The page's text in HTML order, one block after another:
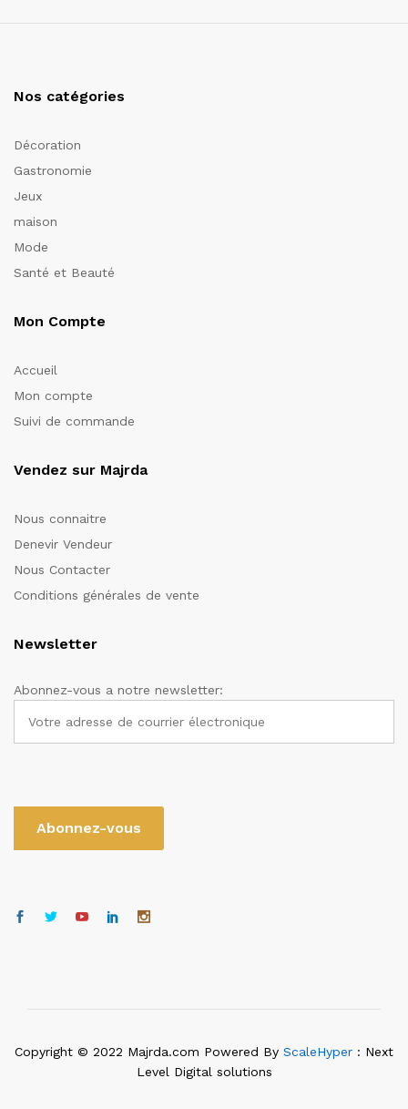
Nos catégories
Décoration
Gastronomie
Jeux
maison
Mode
Santé et Beauté
Mon Compte
Accueil
Mon compte
Suivi de commande
Vendez sur Majrda
Nous connaitre
Denevir Vendeur
Nous Contacter
Conditions générales de vente
Newsletter
Abonnez-vous a notre newsletter:
Copyright © 2022 Majrda.com Powered By ScaleHyper : Next
Level Digital solutions